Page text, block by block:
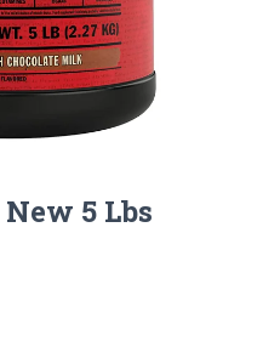
5 Lbs